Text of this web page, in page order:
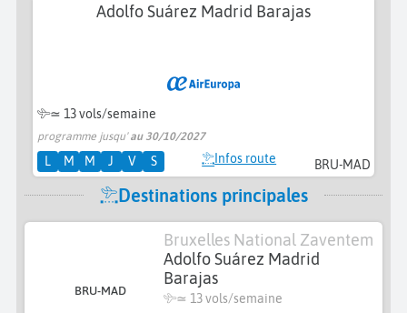
BRU-MAD
Adolfo Suárez Madrid Barajas
≃ 13 vols/semaine
programme jusqu'au 30/10/2027
L M M J V S Infos route
Destinations principales
BRU-MAD
Bruxelles National Zaventem
Adolfo Suárez Madrid
Barajas
≃ 13 vols/semaine